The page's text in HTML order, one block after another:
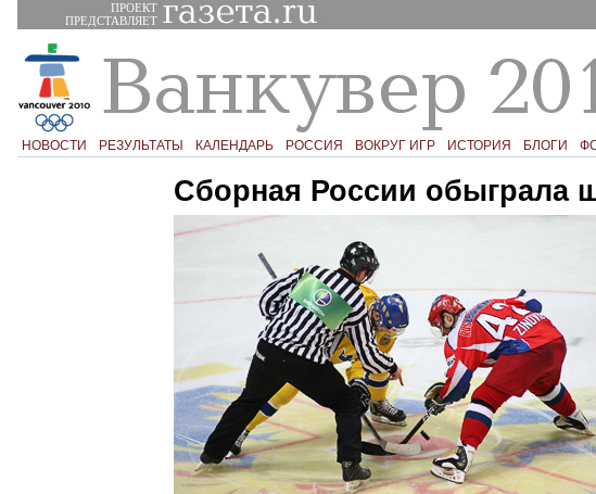
ПРОЕКТ
ПРЕДСТАВЛЯЕТ
НОВОСТИ РЕЗУЛЬТАТЫ КАЛЕНДАРЬ РОССИЯ ВОКРУГ ИГР ИСТОРИЯ БЛОГИ
Сборная России обыграла